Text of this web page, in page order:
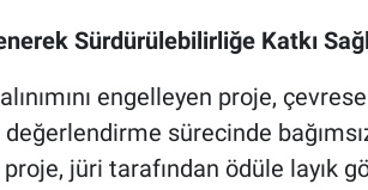
Sürdürülebilirliğe Katkı
engelleyen proje,
değerlendirme sürecinde
jüri tarafından ödüle layık